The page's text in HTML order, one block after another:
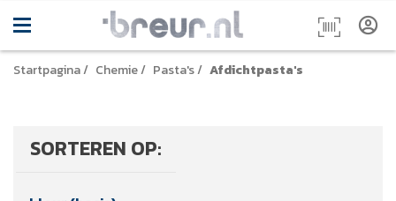
Startpagina/ Chemie/ Pasta's/ Afdichtpasta's
SORTEREN OP: